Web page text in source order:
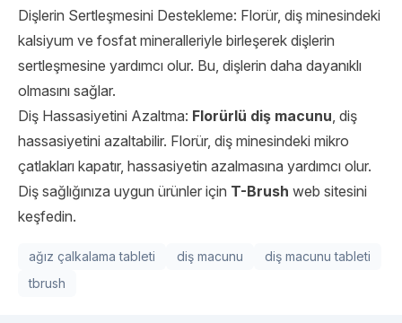
Dişlerin Sertleşmesini Destekleme: Florür, diş minesindeki
kalsiyum ve fosfat mineralleriyle birleşerek dişlerin
sertleşmesine yardımcı olur. Bu, dişlerin daha dayanıklı
olmasını sağlar.
Diş Hassasiyetini Azaltma: Florürlü diş macunu, diş
hassasiyetini azaltabilir. Florür, diş minesindeki mikro
çatlakları kapatır, hassasiyetin azalmasına yardımcı olur.
Diş sağlığınıza uygun ürünler için T-Brush web sitesini
keşfedin.
ağız çalkalama tableti diş macunu
diş macunu tableti
tbrush